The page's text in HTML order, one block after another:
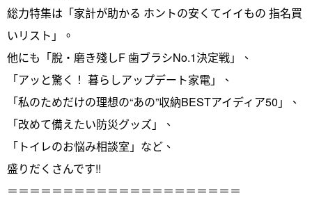
総力特集は「家計が助かる ホントの安くてイイもの 指名買
いリスト」。
他にも「脫・磨き殘しF 歯ブラシNo.1決定戦」、
「アッと驚く！ 暮らしアップデート家電」、
「私のためだけの理想の“あの”収納BESTアイディア50」、
「改めて備えたい防災グッズ」、
「トイレのお悩み相談室」など、
盛りだくさんです!!
＝＝＝＝＝＝＝＝＝＝＝＝＝＝＝＝＝＝＝＝＝